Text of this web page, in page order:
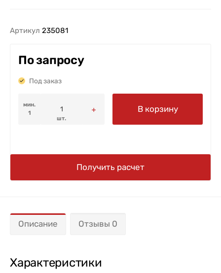
Артикул 235081
По запросу
Под заказ
мин.
1
шт.
В корзину
Получить расчет
Описание Отзывы 0
Характеристики